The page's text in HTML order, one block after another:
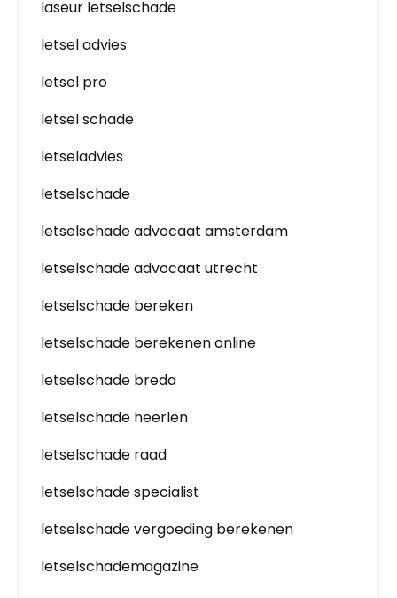
laseur letselschade
letsel advies
letsel pro
letsel schade
letseladvies
letselschade
letselschade advocaat amsterdam
letselschade advocaat utrecht
letselschade bereken
letselschade berekenen online
letselschade breda
letselschade heerlen
letselschade raad
letselschade specialist
letselschade vergoeding berekenen
letselschademagazine